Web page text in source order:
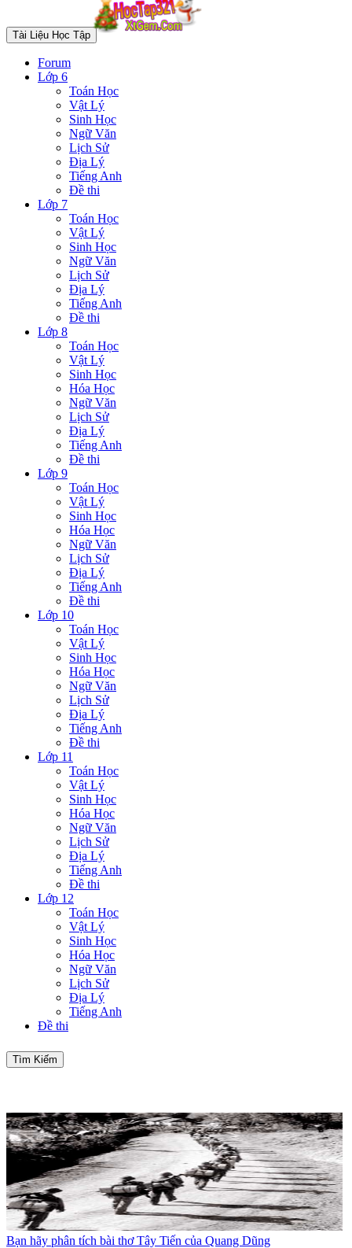
Tài Liệu Học Tập
Forum
Lớp 6
Toán Học
Vật Lý
Sinh Học
Ngữ Văn
Lịch Sử
Địa Lý
Tiếng Anh
Đề thi
Lớp 7
Toán Học
Vật Lý
Sinh Học
Ngữ Văn
Lịch Sử
Địa Lý
Tiếng Anh
Đề thi
Lớp 8
Toán Học
Vật Lý
Sinh Học
Hóa Học
Ngữ Văn
Lịch Sử
Địa Lý
Tiếng Anh
Đề thi
Lớp 9
Toán Học
Vật Lý
Sinh Học
Hóa Học
Ngữ Văn
Lịch Sử
Địa Lý
Tiếng Anh
Đề thi
Lớp 10
Toán Học
Vật Lý
Sinh Học
Hóa Học
Ngữ Văn
Lịch Sử
Địa Lý
Tiếng Anh
Đề thi
Lớp 11
Toán Học
Vật Lý
Sinh Học
Hóa Học
Ngữ Văn
Lịch Sử
Địa Lý
Tiếng Anh
Đề thi
Lớp 12
Toán Học
Vật Lý
Sinh Học
Hóa Học
Ngữ Văn
Lịch Sử
Địa Lý
Tiếng Anh
Đề thi
Tìm Kiếm
Bạn hãy phân tích bài thơ Tây Tiến của Quang Dũng